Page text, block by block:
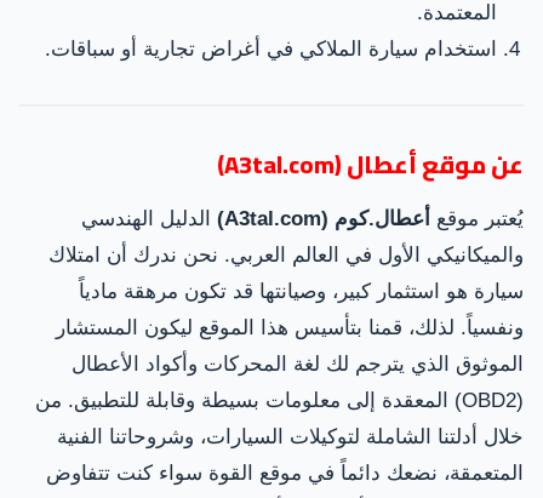
المعتمدة.
استخدام سيارة الملاكي في أغراض تجارية أو سباقات.
عن موقع أعطال (A3tal.com)
يُعتبر موقع أعطال.كوم (A3tal.com)
الدليل الهندسي
والميكانيكي الأول في العالم العربي. نحن ندرك أن امتلاك
سيارة هو استثمار كبير، وصيانتها قد تكون مرهقة مادياً
ونفسياً. لذلك، قمنا بتأسيس هذا الموقع ليكون المستشار
الموثوق الذي يترجم لك لغة المحركات وأكواد الأعطال
(OBD2) المعقدة إلى معلومات بسيطة وقابلة للتطبيق. من
خلال أدلتنا الشاملة لتوكيلات السيارات، وشروحاتنا الفنية
المتعمقة، نضعك دائماً في موقع القوة سواء كنت تتفاوض